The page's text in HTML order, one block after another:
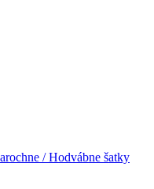
/ Hodvábne šatky